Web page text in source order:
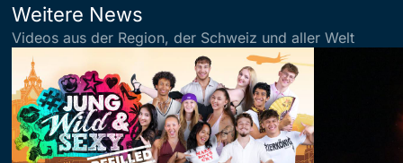
Weitere News
Videos aus der Region, der Schweiz und aller Welt